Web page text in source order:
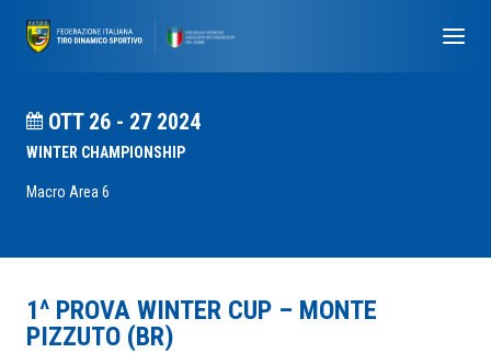
OTT 26 - 27 2024
WINTER CHAMPIONSHIP
Macro Area 6
1^ PROVA WINTER CUP – MONTE
PIZZUTO (BR)